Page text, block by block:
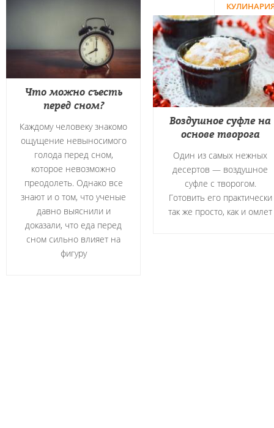
Что можно съесть
перед сном?
Каждому человеку знакомо
ощущение невыносимого
голода перед сном,
которое невозможно
преодолеть. Однако все
знают и о том, что ученые
давно выяснили и
доказали, что еда перед
сном сильно влияет на
фигуру
Воздушное суфле на
основе творога
Один из самых нежных
десертов — воздушное
суфле с творогом.
Готовить его практически
так же просто, как и омлет